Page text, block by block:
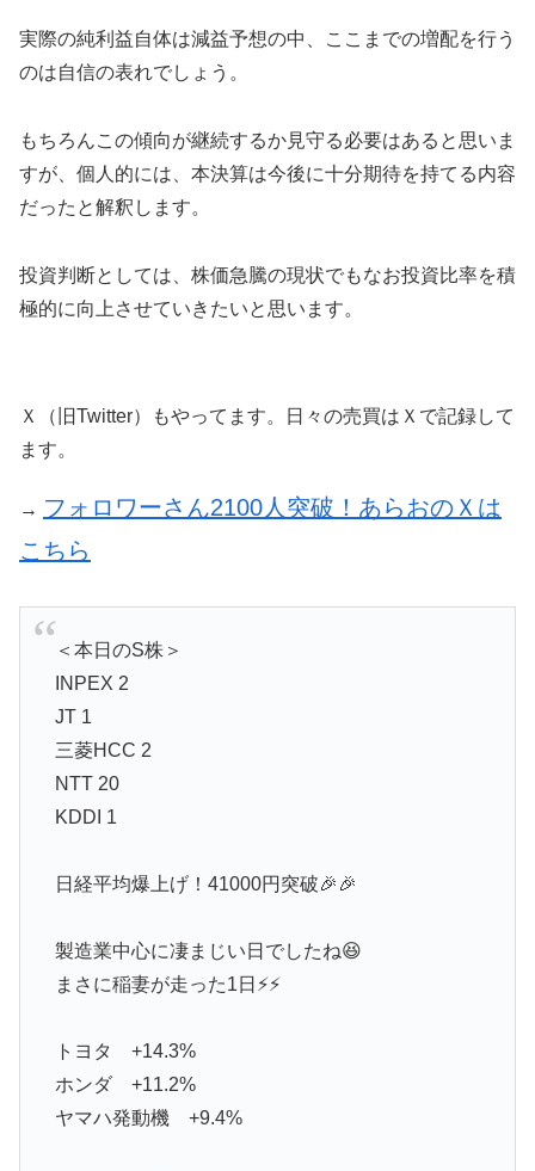
実際の純利益自体は減益予想の中、ここまでの増配を行う
のは自信の表れでしょう。
もちろんこの傾向が継続するか見守る必要はあると思いま
すが、個人的には、本決算は今後に十分期待を持てる内容
だったと解釈します。
投資判断としては、株価急騰の現状でもなお投資比率を積
極的に向上させていきたいと思います。
Ｘ（旧Twitter）もやってます。日々の売買はＸで記録して
ます。
→ フォロワーさん2100人突破！あらおのＸは
こちら
＜本日のS株＞
INPEX 2
JT 1
三菱HCC 2
NTT 20
KDDI 1
日経平均爆上げ！41000円突破🎉🎉
製造業中心に凄まじい日でしたね😆
まさに稲妻が走った1日⚡⚡
トヨタ +14.3%
ホンダ +11.2%
ヤマハ発動機 +9.4%